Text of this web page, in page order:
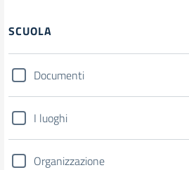
Filtri
SCUOLA
Documenti
I luoghi
Organizzazione